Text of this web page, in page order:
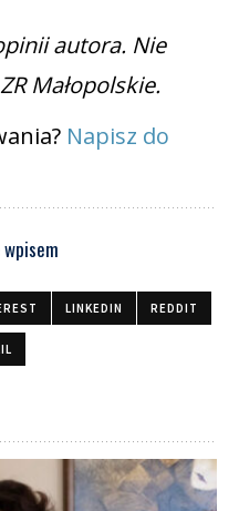
autora. Nie
Małopolskie.
Napisz do
LINKEDIN REDDIT